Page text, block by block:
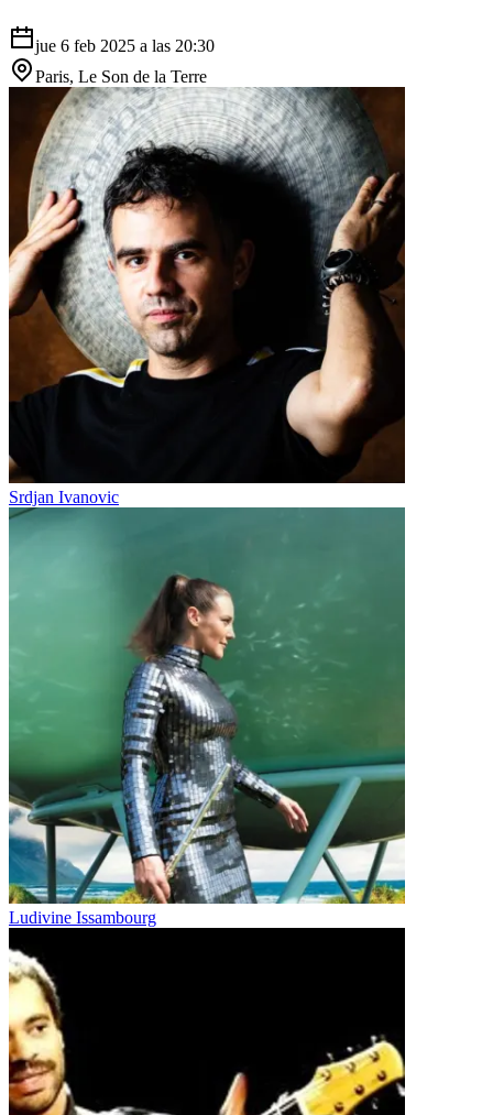
jue 6 feb 2025 a las 20:30
Paris, Le Son de la Terre
Srdjan Ivanovic
Ludivine Issambourg